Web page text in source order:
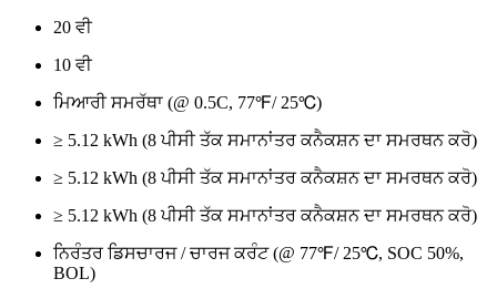
20 ਵੀ
10 ਵੀ
ਮਿਆਰੀ ਸਮਰੱਥਾ (@ 0.5C, 77℉/ 25℃)
≥ 5.12 kWh (8 ਪੀਸੀ ਤੱਕ ਸਮਾਨਾਂਤਰ ਕਨੈਕਸ਼ਨ ਦਾ ਸਮਰਥਨ ਕਰੋ)
≥ 5.12 kWh (8 ਪੀਸੀ ਤੱਕ ਸਮਾਨਾਂਤਰ ਕਨੈਕਸ਼ਨ ਦਾ ਸਮਰਥਨ ਕਰੋ)
≥ 5.12 kWh (8 ਪੀਸੀ ਤੱਕ ਸਮਾਨਾਂਤਰ ਕਨੈਕਸ਼ਨ ਦਾ ਸਮਰਥਨ ਕਰੋ)
ਨਿਰੰਤਰ ਡਿਸਚਾਰਜ / ਚਾਰਜ ਕਰੰਟ (@ 77℉/ 25℃, SOC 50%,
BOL)